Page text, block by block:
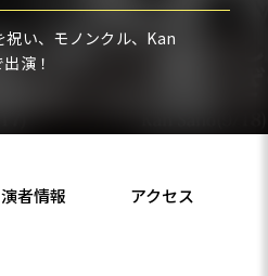
い、モノンクル、Kan
演！
者情報 アクセス